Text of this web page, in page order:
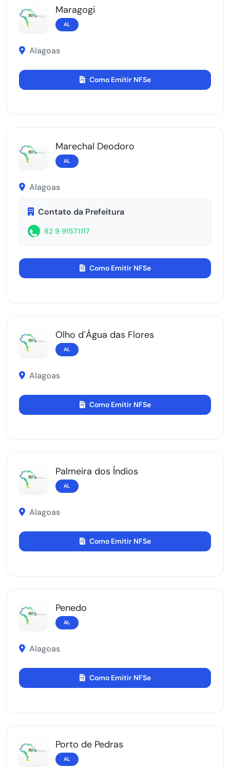
Maragogi
AL
Alagoas
Como Emitir NFSe
Marechal Deodoro
AL
Alagoas
Contato da Prefeitura
82 9 9157.1117
Como Emitir NFSe
Olho d`Água das Flores
AL
Alagoas
Como Emitir NFSe
Palmeira dos Índios
AL
Alagoas
Como Emitir NFSe
Penedo
AL
Alagoas
Como Emitir NFSe
Porto de Pedras
AL